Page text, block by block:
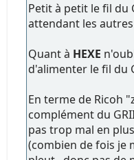
Petit à petit le fil du
attendant les
Quant à HEXE
d'alimenter le fil du
En terme de Ricoh
complément du
pas trop mal en
(combien de fois je